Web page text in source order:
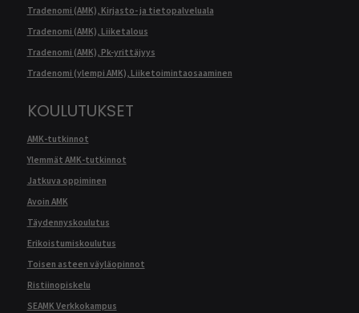
Tradenomi (AMK), Kirjasto- ja tietopalveluala
Tradenomi (AMK), Liiketalous
Tradenomi (AMK), Pk-yrittäjyys
Tradenomi (ylempi AMK), Liiketoimintaosaaminen
KOULUTUKSET
AMK-tutkinnot
Ylemmät AMK-tutkinnot
Jatkuva oppiminen
Avoin AMK
Täydennyskoulutus
Erikoistumiskoulutus
Toisen asteen väyläopinnot
Ristiinopiskelu
SEAMK Verkkokampus